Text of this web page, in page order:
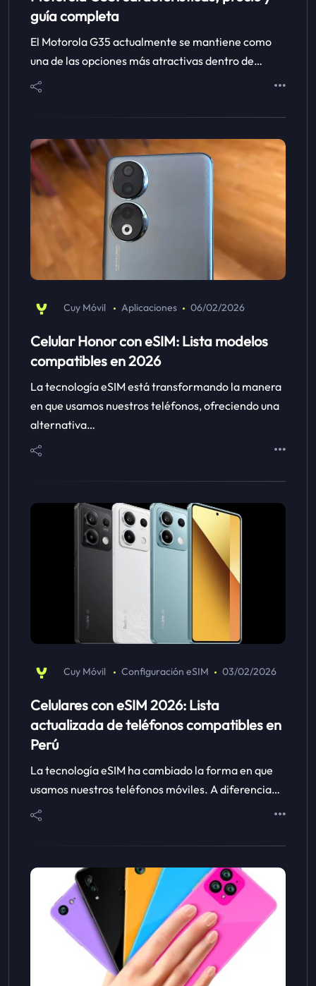
guía completa
El Motorola G35 actualmente se mantiene como
una de las opciones más atractivas dentro de…
Cuy Móvil Aplicaciones 06/02/2026
Celular Honor con eSIM: Lista modelos
compatibles en 2026
La tecnología eSIM está transformando la manera
en que usamos nuestros teléfonos, ofreciendo una
alternativa…
Cuy Móvil Configuración eSIM 03/02/2026
Celulares con eSIM 2026: Lista
actualizada de teléfonos compatibles en
Perú
La tecnología eSIM ha cambiado la forma en que
usamos nuestros teléfonos móviles. A diferencia…